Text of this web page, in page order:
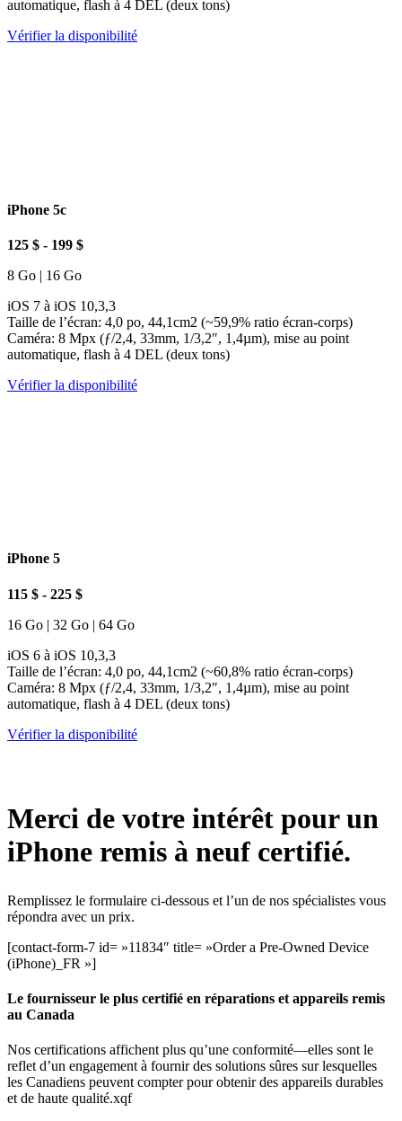
automatique, flash à 4 DEL (deux tons)
Vérifier la disponibilité
iPhone 5c
125 $ - 199 $
8 Go | 16 Go
iOS 7 à iOS 10,3,3
Taille de l’écran: 4,0 po, 44,1cm2 (~59,9% ratio écran-corps)
Caméra: 8 Mpx (ƒ/2,4, 33mm, 1/3,2″, 1,4µm), mise au point
automatique, flash à 4 DEL (deux tons)
Vérifier la disponibilité
iPhone 5
115 $ - 225 $
16 Go | 32 Go | 64 Go
iOS 6 à iOS 10,3,3
Taille de l’écran: 4,0 po, 44,1cm2 (~60,8% ratio écran-corps)
Caméra: 8 Mpx (ƒ/2,4, 33mm, 1/3,2″, 1,4µm), mise au point
automatique, flash à 4 DEL (deux tons)
Vérifier la disponibilité
Merci de votre intérêt pour un
iPhone remis à neuf certifié.
Remplissez le formulaire ci-dessous et l’un de nos spécialistes vous
répondra avec un prix.
[contact-form-7 id= »11834″ title= »Order a Pre-Owned Device
(iPhone)_FR »]
Le fournisseur le plus certifié en réparations et appareils remis
au Canada
Nos certifications affichent plus qu’une conformité—elles sont le
reflet d’un engagement à fournir des solutions sûres sur lesquelles
les Canadiens peuvent compter pour obtenir des appareils durables
et de haute qualité.xqf